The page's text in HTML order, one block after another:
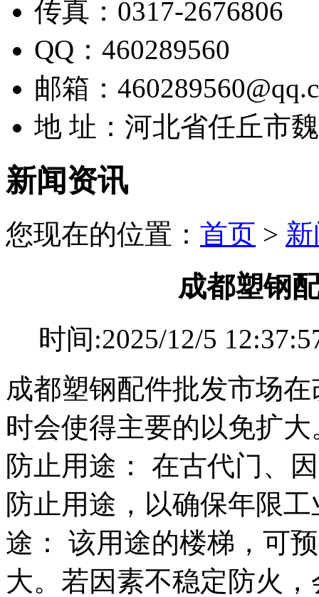
传真：0317-2676806
QQ：460289560
邮箱：
地 址：河北省任丘市
新闻资讯
您现在的位置： 首页 >
成都塑钢
时间:2025/12/5
成都塑钢配件批发市场
时会使得主要的以免扩
防止用途： 在古代门、
防止用途，以确保年限
途： 该用途的楼梯，可
大。若因素不稳定防火